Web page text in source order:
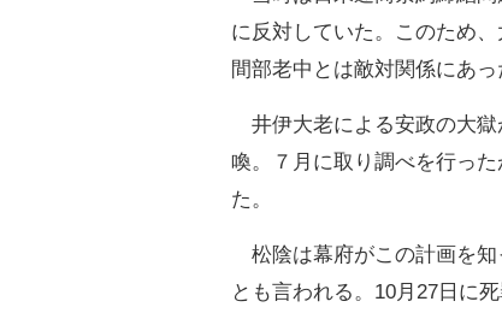
に反対していた。このため
間部老中とは敵対関係にあっ
井伊大老による安政の大獄
喚。７月に取り調べを行っ
た。
松陰は幕府がこの計画を知
とも言われる。10月27日に